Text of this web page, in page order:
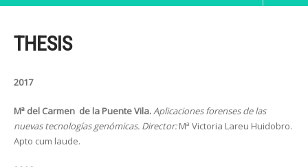
THESIS
2017
Mª del Carmen de la Puente Vila.Aplicaciones forenses de las
nuevas tecnologías genómicas. Director:Mª Victoria Lareu Huidobro.
Apto cum laude.